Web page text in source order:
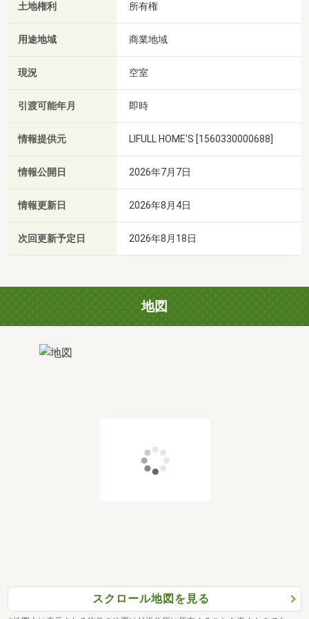
土地権利 所有権
用途地域 商業地域
現況 空室
引渡可能年月 即時
情報提供元 LIFULL HOME'S [1560330000688]
情報公開日 2026年7月7日
情報更新日 2026年8月4日
次回更新予定日 2026年8月18日
地図
スクロール地図を見る